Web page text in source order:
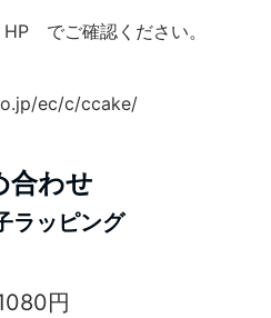
でご確認ください。
ec/c/ccake/
合わせ
ラッピング
円